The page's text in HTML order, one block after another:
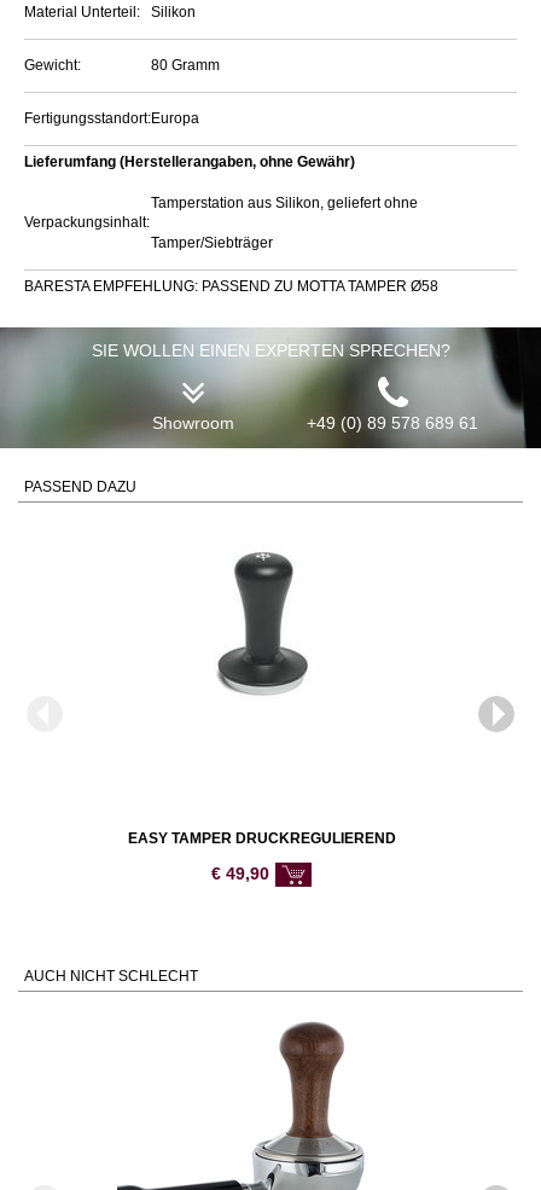
BARESTA EMPFEHLUNG: PASSEND ZU MOTTA TAMPER Ø58
Material Unterteil: Silikon
Gewicht: 80 Gramm
Fertigungsstandort:Europa
Lieferumfang (Herstellerangaben, ohne Gewähr)
Verpackungsinhalt:
Tamperstation aus Silikon, geliefert ohne
Tamper/Siebträger
SIE WOLLEN EINEN EXPERTEN SPRECHEN?
Showroom +49 (0) 89 578 689 61
PASSEND DAZU
EASY TAMPER DRUCKREGULIEREND
€ 49,90
AUCH NICHT SCHLECHT